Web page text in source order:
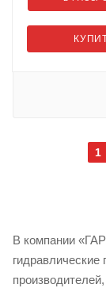
1
В компании